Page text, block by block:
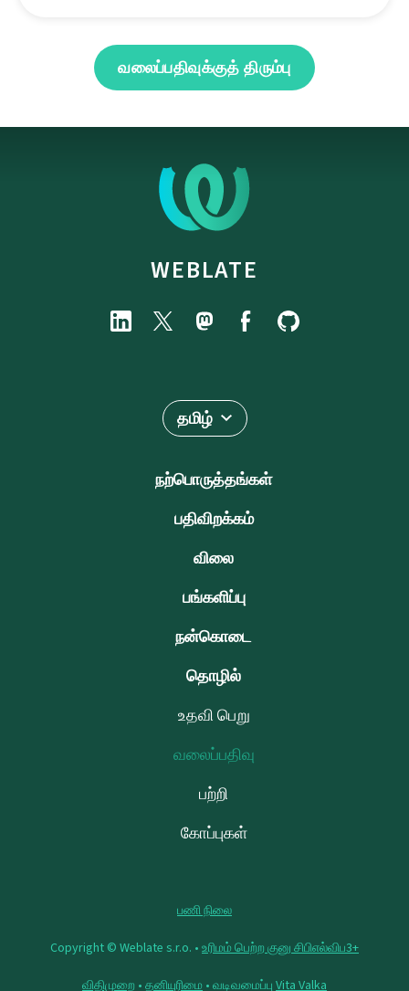
வலைப்பதிவுக்குத் திரும்பு
WEBLATE
தமிழ்
நற்பொருத்தங்கள்
பதிவிறக்கம்
விலை
பங்களிப்பு
நன்கொடை
தொழில்
உதவி பெறு
வலைப்பதிவு
பற்றி
கோப்புகள்
பணி நிலை
Copyright © Weblate s.r.o. • உரிமம் பெற்ற குனு சிபிஎல்விப3+
விதிமுறை • தனியுரிமை • வடிவமைப்பு Vita Valka